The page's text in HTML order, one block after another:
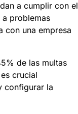
a cumplir con el
a problemas
con una empresa
de las multas
crucial
configurar la